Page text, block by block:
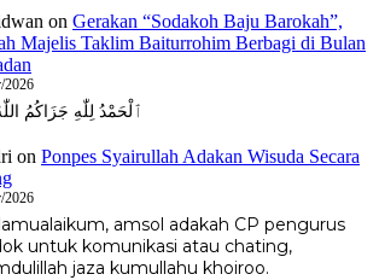
on Gerakan “Sodakoh Baju Barokah”,
Majelis Taklim Baiturrohim Berbagi di Bulan
2026
ٱلْحَمْدُ لِلّٰهِ جَزَاكُمُ
on Ponpes Syairullah Adakan Wisuda Secara
2026
amsol adakah CP pengurus
untuk komunikasi atau chating,
jaza kumullahu khoiroo.